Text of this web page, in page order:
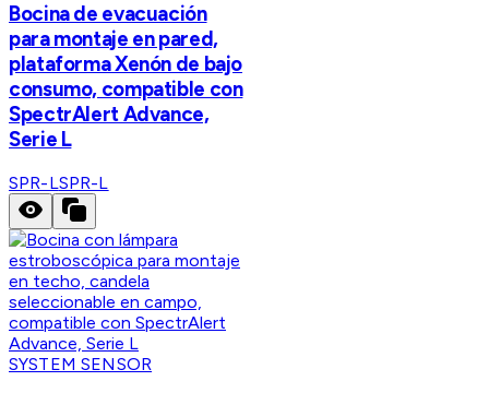
Bocina de evacuación
para montaje en pared,
plataforma Xenón de bajo
consumo, compatible con
SpectrAlert Advance,
Serie L
SPR-LSPR-L
SYSTEM SENSOR